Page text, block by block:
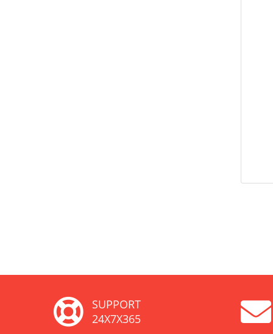
SUPPORT
24X7X365